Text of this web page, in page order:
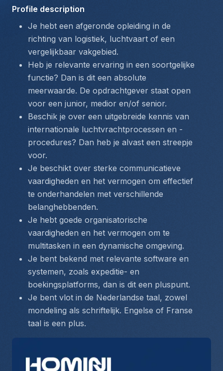
Profile description
Je hebt een afgeronde opleiding in de
richting van logistiek, luchtvaart of een
vergelijkbaar vakgebied.
Heb je relevante ervaring in een soortgelijke
functie? Dan is dit een absolute
meerwaarde. De opdrachtgever staat open
voor een junior, medior en/of senior.
Beschik je over een uitgebreide kennis van
internationale luchtvrachtprocessen en -
procedures? Dan heb je alvast een streepje
voor.
Je beschikt over sterke communicatieve
vaardigheden en het vermogen om effectief
te onderhandelen met verschillende
belanghebbenden.
Je hebt goede organisatorische
vaardigheden en het vermogen om te
multitasken in een dynamische omgeving.
Je bent bekend met relevante software en
systemen, zoals expeditie- en
boekingsplatforms, dan is dit een pluspunt.
Je bent vlot in de Nederlandse taal, zowel
mondeling als schriftelijk. Engelse of Franse
taal is een plus.